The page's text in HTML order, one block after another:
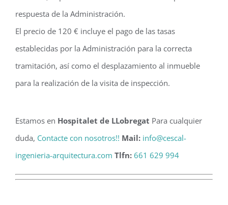
respuesta de la Administración.
El precio de 120 € incluye el pago de las tasas
establecidas por la Administración para la correcta
tramitación, así como el desplazamiento al inmueble
para la realización de la visita de inspección.
Estamos en Hospitalet de LLobregat Para cualquier
duda, Contacte con nosotros!! Mail: info@cescal-
ingenieria-arquitectura.com Tlfn: 661 629 994